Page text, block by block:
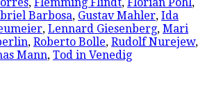
Barbosa, Gustav Mahler, Ida
, Lennard Giesenberg, Mari
, Roberto Bolle, Rudolf Nurejew,
Mann, Tod in Venedig